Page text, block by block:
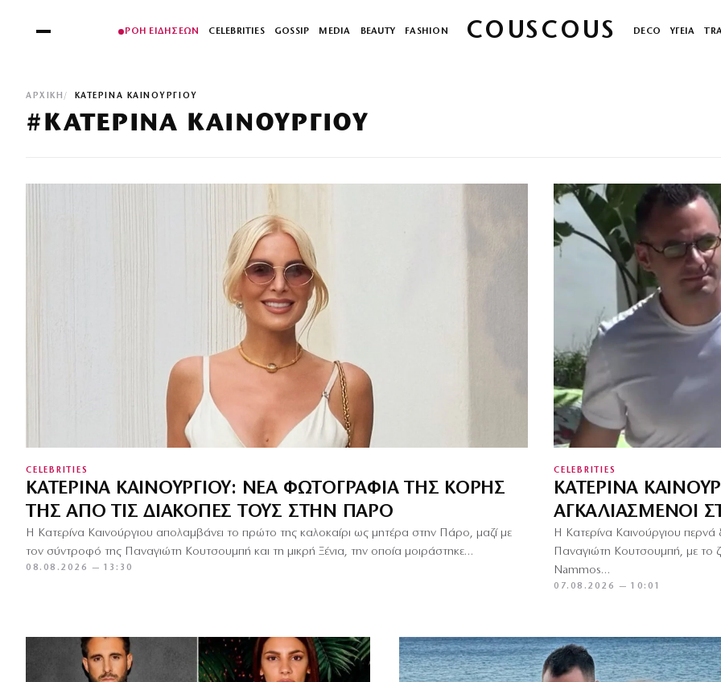
ΡΟΗ ΕΙΔΗΣΕΩΝ CELEBRITIES GOSSIP MEDIA BEAUTY FASHION COUSCOUS DECO ΥΓΕΙΑ
ΑΡΧΙΚΉ ΚΑΤΕΡΙΝΑ ΚΑΙΝΟΥΡΓΙΟΥ
#ΚΑΤΕΡΙΝΑ ΚΑΙΝΟΥΡΓΙΟΥ
CELEBRITIES
ΚΑΤΕΡΊΝΑ ΚΑΙΝΟΎΡΓΙΟΥ: ΝΈΑ ΦΩΤΟΓΡΑΦΊΑ ΤΗΣ ΚΌΡΗΣ
ΤΗΣ ΑΠΌ ΤΙΣ ΔΙΑΚΟΠΈΣ ΤΟΥΣ ΣΤΗΝ ΠΆΡΟ
Η Κατερίνα Καινούργιου απολαμβάνει το πρώτο της καλοκαίρι ως μητέρα στην Πάρο, μαζί με
τον σύντροφό της Παναγιώτη Κουτσουμπή και τη μικρή Ξένια, την οποία μοιράστηκε…
08.08.2026 — 13:30
CELEBRITIES
ΚΑΤΕΡΊΝΑ
ΑΓΚΑΛΙΑΣΜΈΝΟΙ
Η Κατερίνα Καινούργιου
Παναγιώτη Κουτσουμπή, με το
Nammos…
07.08.2026 — 10:01